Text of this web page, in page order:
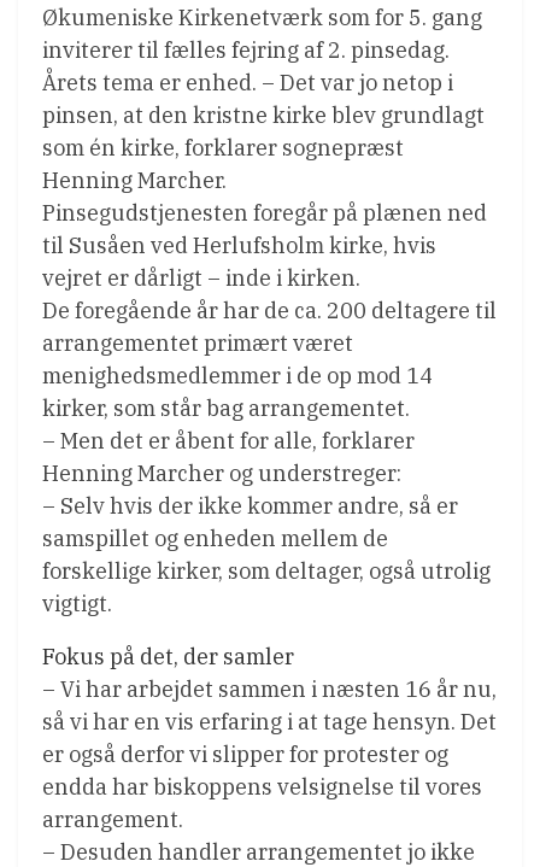
Økumeniske Kirkenetværk som for 5. gang
inviterer til fælles fejring af 2. pinsedag.
Årets tema er enhed. – Det var jo netop i
pinsen, at den kristne kirke blev grundlagt
som én kirke, forklarer sognepræst
Henning Marcher.
Pinsegudstjenesten foregår på plænen ned
til Susåen ved Herlufsholm kirke, hvis
vejret er dårligt – inde i kirken.
De foregående år har de ca. 200 deltagere til
arrangementet primært været
menighedsmedlemmer i de op mod 14
kirker, som står bag arrangementet.
– Men det er åbent for alle, forklarer
Henning Marcher og understreger:
– Selv hvis der ikke kommer andre, så er
samspillet og enheden mellem de
forskellige kirker, som deltager, også utrolig
vigtigt.
Fokus på det, der samler
– Vi har arbejdet sammen i næsten 16 år nu,
så vi har en vis erfaring i at tage hensyn. Det
er også derfor vi slipper for protester og
endda har biskoppens velsignelse til vores
arrangement.
– Desuden handler arrangementet jo ikke